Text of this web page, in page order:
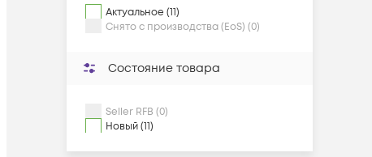
Актуальное (11)
Снято с производства (EoS) (0)
Состояние товара
Seller RFB (0)
Новый (11)